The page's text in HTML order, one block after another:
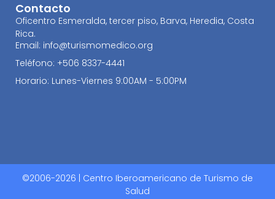
Contacto
Oficentro Esmeralda, tercer piso, Barva, Heredia, Costa
Rica.
Email: info@turismomedico.org
Teléfono: +506 8337-4441
Horario: Lunes-Viernes 9:00AM - 5:00PM
©2006-2026 | Centro Iberoamericano de Turismo de
Salud